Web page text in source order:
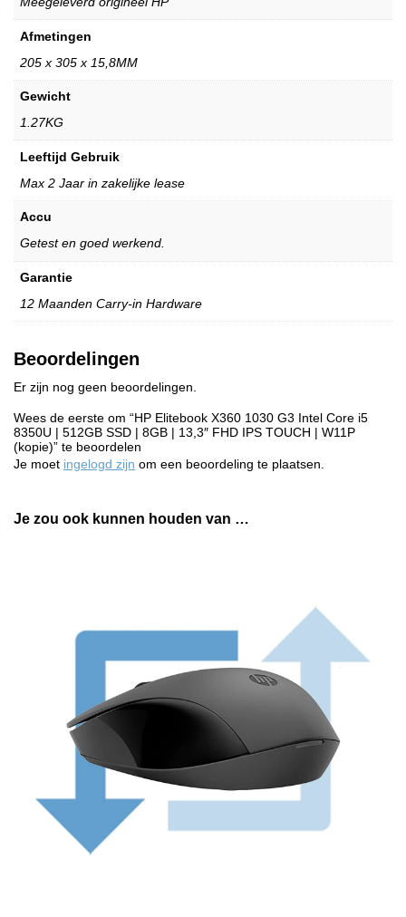
Afmetingen
205 x 305 x 15,8MM
Gewicht
1.27KG
Leeftijd Gebruik
Max 2 Jaar in zakelijke lease
Accu
Getest en goed werkend.
Garantie
12 Maanden Carry-in Hardware
Beoordelingen
Er zijn nog geen beoordelingen.
Wees de eerste om “HP Elitebook X360 1030 G3 Intel Core i5
8350U | 512GB SSD | 8GB | 13,3″ FHD IPS TOUCH | W11P
(kopie)” te beoordelen
Je moet ingelogd zijn om een beoordeling te plaatsen.
Je zou ook kunnen houden van …